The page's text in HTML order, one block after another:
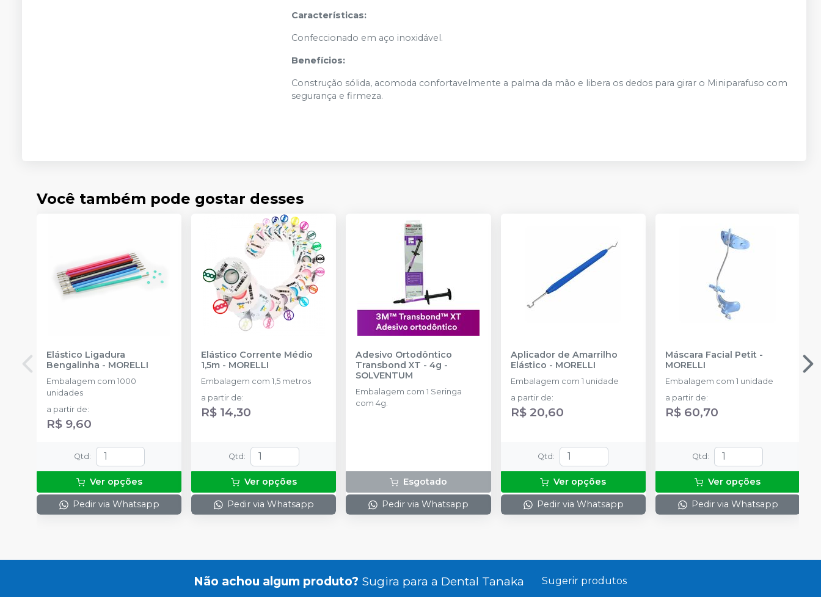
Características:
Confeccionado em aço inoxidável.
Benefícios:
Construção sólida, acomoda confortavelmente a palma da mão e libera os dedos para girar o Miniparafuso com
segurança e firmeza.
Você também pode gostar desses
Elástico Ligadura
Bengalinha - MORELLI
Embalagem com 1000
unidades
a partir de:
R$ 9,60
Qtd :
Ver opções
Pedir via Whatsapp
Elástico Corrente Médio
1,5m - MORELLI
Embalagem com 1,5 metros
a partir de:
R$ 14,30
Qtd :
Ver opções
Pedir via Whatsapp
Adesivo Ortodôntico
Transbond XT - 4g -
SOLVENTUM
Embalagem com 1 Seringa
com 4g.
Esgotado
Pedir via Whatsapp
Aplicador de Amarrilho
Elástico - MORELLI
Embalagem com 1 unidade
a partir de:
R$ 20,60
Qtd :
Ver opções
Pedir via Whatsapp
Máscara Facial Petit -
MORELLI
Embalagem com 1 unidade
a partir de:
R$ 60,70
Qtd :
Ver opções
Pedir via Whatsapp
Não achou algum produto? Sugira para a Dental Tanaka Sugerir produtos